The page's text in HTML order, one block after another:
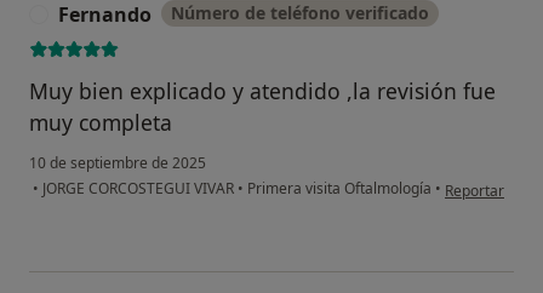
Fernando Número de teléfono verificado
Muy bien explicado y atendido ,la revisión fue
muy completa
10 de septiembre de 2025
• JORGE CORCOSTEGUI VIVAR • Primera visita Oftalmología • en opinión
Reportar